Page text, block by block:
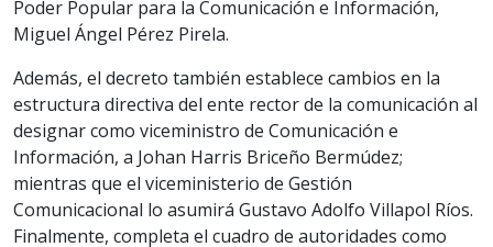
Poder Popular para la Comunicación e Información,
Miguel Ángel Pérez Pirela.
Además, el decreto también establece cambios en la
estructura directiva del ente rector de la comunicación al
designar como viceministro de Comunicación e
Información, a Johan Harris Briceño Bermúdez;
mientras que el viceministerio de Gestión
Comunicacional lo asumirá Gustavo Adolfo Villapol Ríos.
Finalmente, completa el cuadro de autoridades como